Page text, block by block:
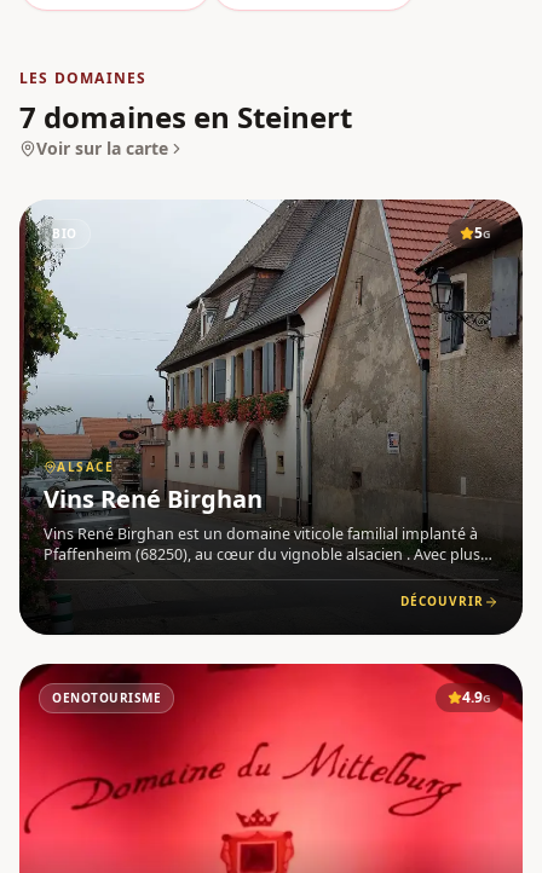
LES DOMAINES
7 domaines en Steinert
Voir sur la carte
BIO 5G
ALSACE
Vins René Birghan
Vins René Birghan est un domaine viticole familial implanté à
Pfaffenheim (68250), au cœur du vignoble alsacien . Avec plus
de trois siècles d'histoire et sept générations de passion
transmise, cette maison incarne l'authenticité et la contDÉCOUVRIR
OENOTOURISME 4.9G